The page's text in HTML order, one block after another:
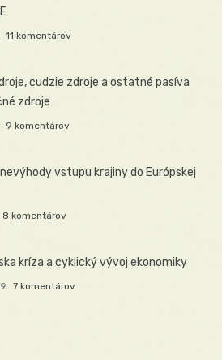
11 komentárov
cudzie zdroje a ostatné pasíva
zdroje
9 komentárov
vstupu krajiny do Európskej
8 komentárov
kríza a cyklický vývoj ekonomiky
7 komentárov